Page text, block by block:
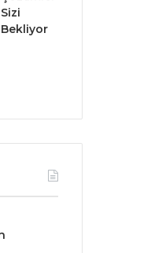
Sizi
Bekliyor